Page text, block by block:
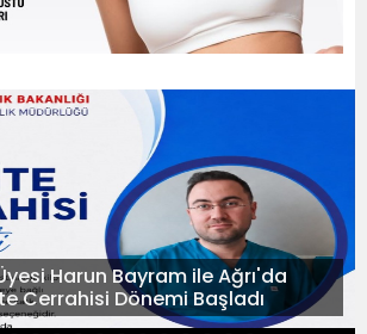
Harun Bayram ile Ağrı'da
Cerrahisi Dönemi Başladı